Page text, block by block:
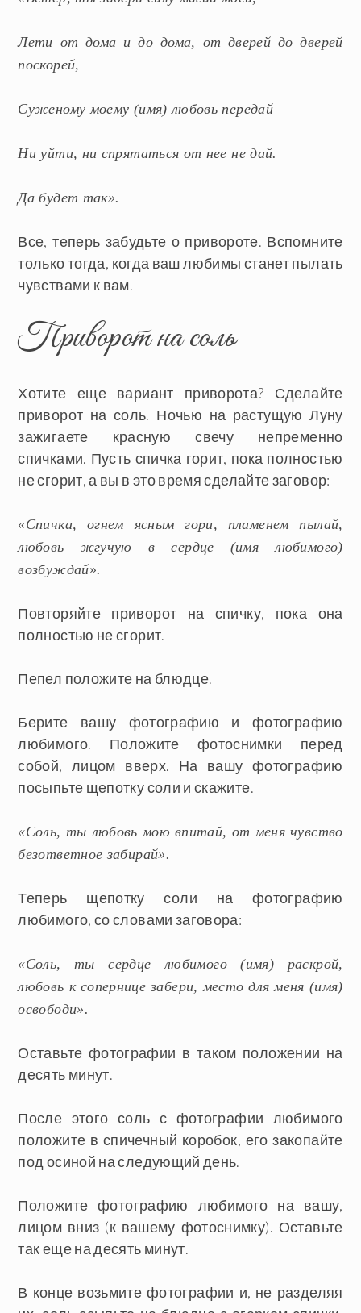
Лети от дома и до дома, от дверей до дверей
поскорей,
Суженому моему (имя) любовь передай
Ни уйти, ни спрятаться от нее не дай.
Да будет так».
Все, теперь забудьте о привороте. Вспомните
только тогда, когда ваш любимы станет пылать
чувствами к вам.
Приворот на соль
Хотите еще вариант приворота? Сделайте
приворот на соль. Ночью на растущую Луну
зажигаете красную свечу непременно
спичками. Пусть спичка горит, пока полностью
не сгорит, а вы в это время сделайте заговор:
«Спичка, огнем ясным гори, пламенем пылай,
любовь жгучую в сердце (имя любимого)
возбуждай».
Повторяйте приворот на спичку, пока она
полностью не сгорит.
Пепел положите на блюдце.
Берите вашу фотографию и фотографию
любимого. Положите фотоснимки перед
собой, лицом вверх. На вашу фотографию
посыпьте щепотку соли и скажите.
«Соль, ты любовь мою впитай, от меня чувство
безответное забирай».
Теперь щепотку соли на фотографию
любимого, со словами заговора:
«Соль, ты сердце любимого (имя) раскрой,
любовь к сопернице забери, место для меня (имя)
освободи».
Оставьте фотографии в таком положении на
десять минут.
После этого соль с фотографии любимого
положите в спичечный коробок, его закопайте
под осиной на следующий день.
Положите фотографию любимого на вашу,
лицом вниз (к вашему фотоснимку). Оставьте
так еще на десять минут.
В конце возьмите фотографии и, не разделяя